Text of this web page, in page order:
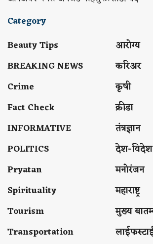
Category
Beauty Tips
BREAKING NEWS
Crime
Fact Check
INFORMATIVE
POLITICS
Pryatan
Spirituality
Tourism
Transportation
आरोग्य
करिअर
कृषी
क्रीडा
तंत्रज्ञान
देश-विदेश
मनोरंजन
महाराष्ट्र
मुख्य